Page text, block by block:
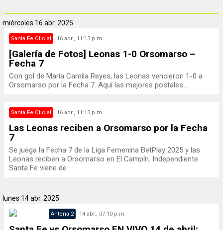
miércoles 16 abr. 2025
Santa Fe Oficial 16 abr., 11:13 p.m.
[Galería de Fotos] Leonas 1-0 Orsomarso –
Fecha 7
Con gol de María Camila Reyes, las Leonas vencieron 1-0 a
Orsomarso por la Fecha 7. Aquí las mejores postales...
Santa Fe Oficial 16 abr., 11:13 p.m.
Las Leonas reciben a Orsomarso por la Fecha
7
Se juega la Fecha 7 de la Liga Femenina BetPlay 2025 y las
Leonas reciben a Orsomarso en El Campín. Independiente
Santa Fe viene de
lunes 14 abr. 2025
Antena 2 14 abr., 07:10 p.m.